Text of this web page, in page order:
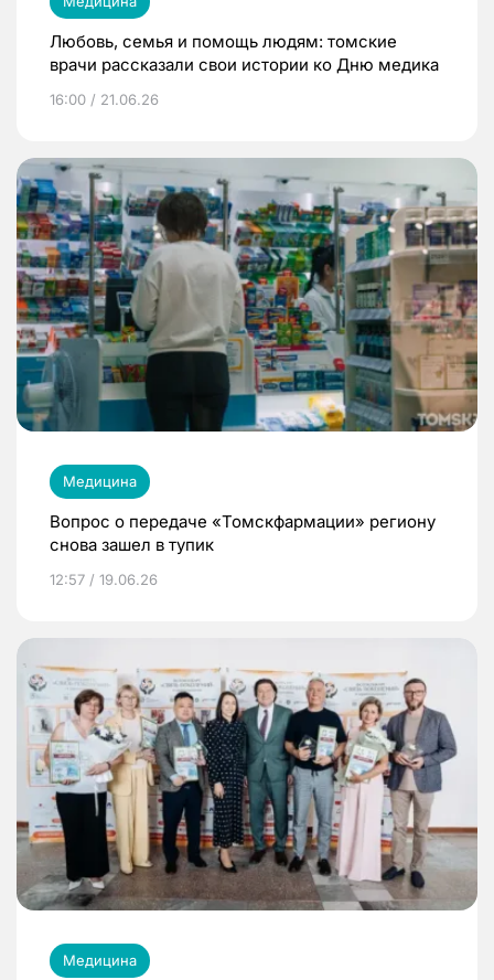
Любовь, семья и помощь людям: томские
врачи рассказали свои истории ко Дню медика
16:00 / 21.06.26
Медицина
Вопрос о передаче «Томскфармации» региону
снова зашел в тупик
12:57 / 19.06.26
Медицина